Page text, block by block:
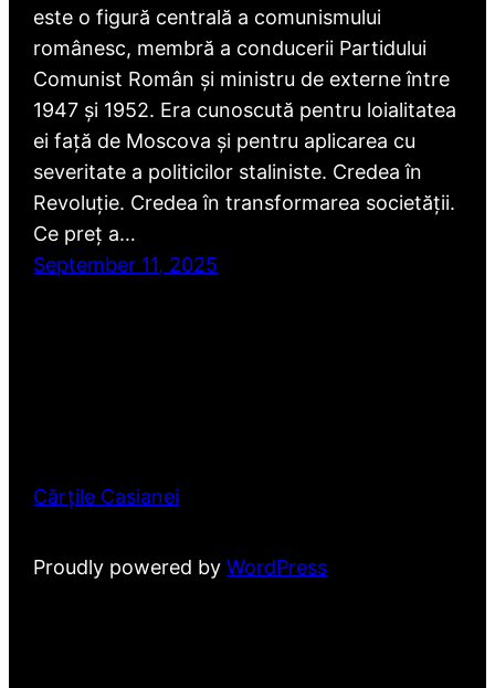
este o figură centrală a comunismului
românesc, membră a conducerii Partidului
Comunist Român și ministru de externe între
1947 și 1952. Era cunoscută pentru loialitatea
ei față de Moscova și pentru aplicarea cu
severitate a politicilor staliniste. Credea în
Revoluție. Credea în transformarea societății.
Ce preț a…
September 11, 2025
Cărțile Casianei
Proudly powered byWordPress